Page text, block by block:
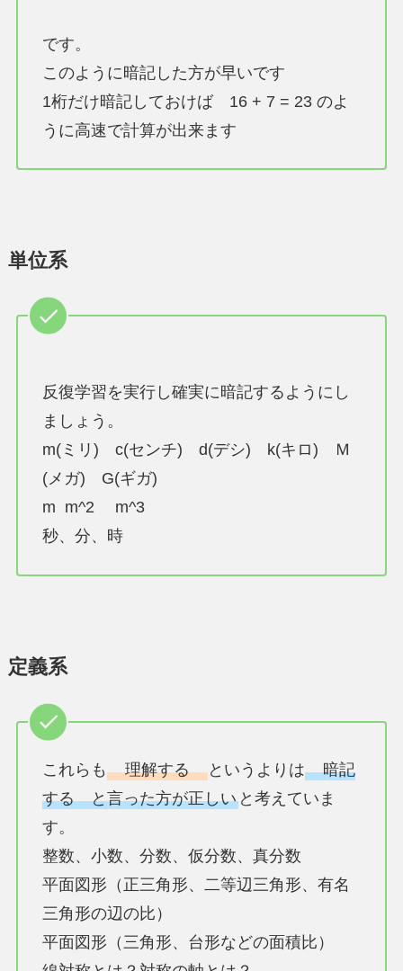
です。
このように暗記した方が早いです
1桁だけ暗記しておけば 16 + 7 = 23 のよ
うに高速で計算が出来ます
単位系
反復学習を実行し確実に暗記するようにし
ましょう。
m(ミリ) c(センチ) d(デシ) k(キロ) Ｍ
(メガ) G(ギガ)
m m^2 m^3
秒、分、時
定義系
これらも 理解するというよりは暗記
する と言った方が正しいと考えていま
す。
整数、小数、分数、仮分数、真分数
平面図形（正三角形、二等辺三角形、有名
三角形の辺の比）
平面図形（三角形、台形などの面積比）